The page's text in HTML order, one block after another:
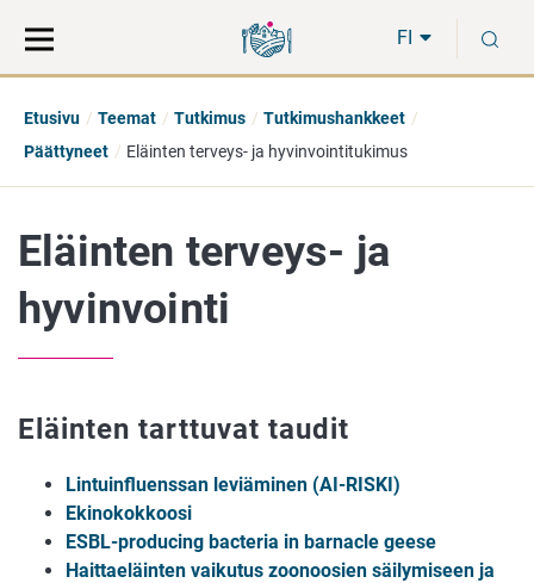
suoraan
sisältöön
koko
sivuston
FI
Etusivu Teemat Tutkimus
Tutkimushankkeet
Päättyneet
Eläinten terveys- ja hyvinvointitukimus
Eläinten terveys- ja
hyvinvointi
Eläinten tarttuvat taudit
Lintuinfluenssan leviäminen (AI-RISKI)
Ekinokokkoosi
ESBL-producing bacteria in barnacle geese
Haittaeläinten vaikutus zoonoosien säilymiseen ja